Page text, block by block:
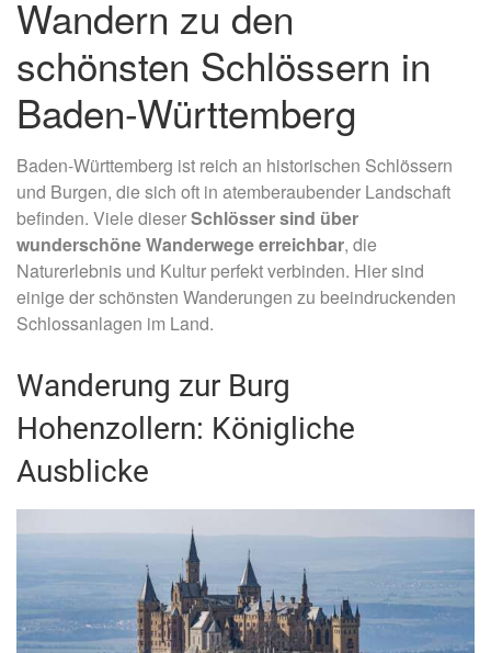
Wandern zu den
schönsten Schlössern in
Baden-Württemberg
Baden-Württemberg ist reich an historischen Schlössern
und Burgen, die sich oft in atemberaubender Landschaft
befinden. Viele dieserSchlösser sind über
wunderschöne Wanderwege erreichbar, die
Naturerlebnis und Kultur perfekt verbinden. Hier sind
einige der schönsten Wanderungen zu beeindruckenden
Schlossanlagen im Land.
Wanderung zur Burg
Hohenzollern: Königliche
Ausblicke